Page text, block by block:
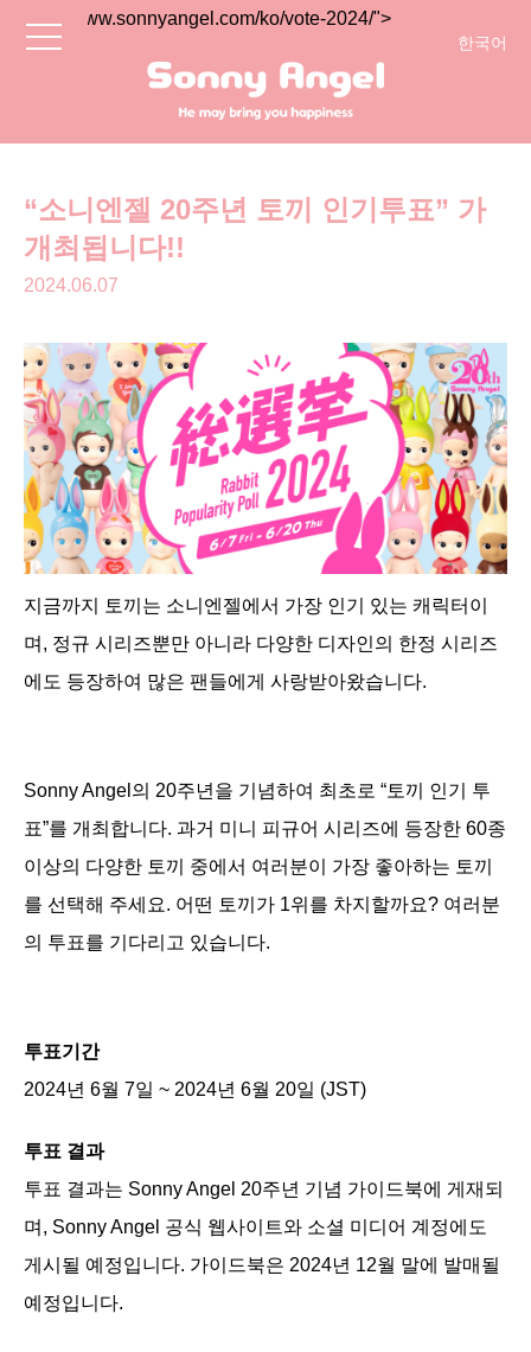
> https://www.sonnyangel.com/ko/vote-2024/">
toggle
navigation
한국어
“소니엔젤 20주년 토끼 인기투표” 가
개최됩니다!!
2024.06.07
지금까지 토끼는 소니엔젤에서 가장 인기 있는 캐릭터이
며, 정규 시리즈뿐만 아니라 다양한 디자인의 한정 시리즈
에도 등장하여 많은 팬들에게 사랑받아왔습니다.
Sonny Angel의 20주년을 기념하여 최초로 “토끼 인기 투
표”를 개최합니다. 과거 미니 피규어 시리즈에 등장한 60종
이상의 다양한 토끼 중에서 여러분이 가장 좋아하는 토끼
를 선택해 주세요. 어떤 토끼가 1위를 차지할까요? 여러분
의 투표를 기다리고 있습니다.
투표기간
2024년 6월 7일 ~ 2024년 6월 20일 (JST)
투표 결과
투표 결과는 Sonny Angel 20주년 기념 가이드북에 게재되
며, Sonny Angel 공식 웹사이트와 소셜 미디어 계정에도
게시될 예정입니다. 가이드북은 2024년 12월 말에 발매될
예정입니다.